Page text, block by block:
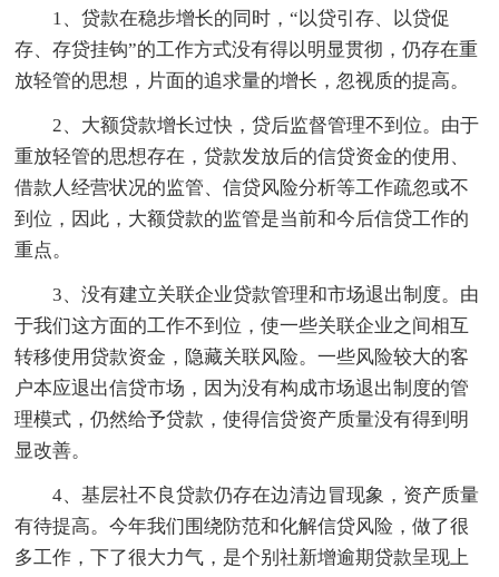
1、贷款在稳步增长的同时，“以贷引存、以贷促
存、存贷挂钩”的工作方式没有得以明显贯彻，仍存在重
放轻管的思想，片面的追求量的增长，忽视质的提高。
2、大额贷款增长过快，贷后监督管理不到位。由于
重放轻管的思想存在，贷款发放后的信贷资金的使用、
借款人经营状况的监管、信贷风险分析等工作疏忽或不
到位，因此，大额贷款的监管是当前和今后信贷工作的
重点。
3、没有建立关联企业贷款管理和市场退出制度。由
于我们这方面的工作不到位，使一些关联企业之间相互
转移使用贷款资金，隐藏关联风险。一些风险较大的客
户本应退出信贷市场，因为没有构成市场退出制度的管
理模式，仍然给予贷款，使得信贷资产质量没有得到明
显改善。
4、基层社不良贷款仍存在边清边冒现象，资产质量
有待提高。今年我们围绕防范和化解信贷风险，做了很
多工作，下了很大力气，是个别社新增逾期贷款呈现上